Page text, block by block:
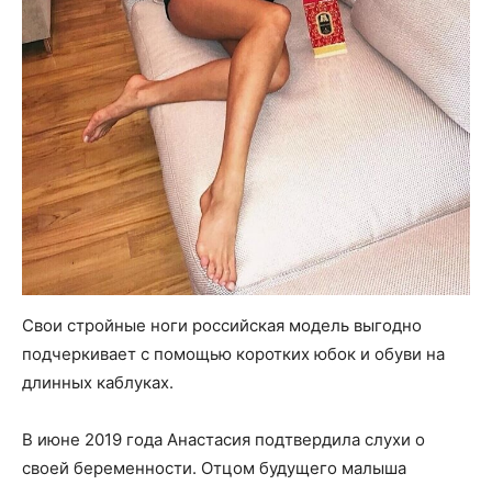
Свои стройные ноги российская модель выгодно
подчеркивает с помощью коротких юбок и обуви на
длинных каблуках.
В июне 2019 года Анастасия подтвердила слухи о
своей беременности. Отцом будущего малыша